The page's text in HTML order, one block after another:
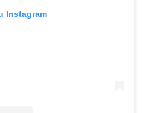
Instagram